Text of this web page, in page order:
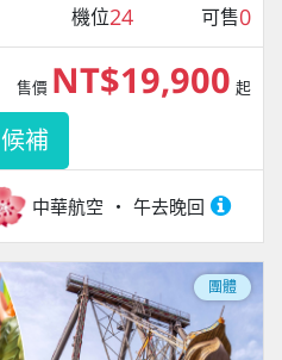
機位24 可售0
中華航空 午去晚回
售價 NT$19,900 起
候補
團體